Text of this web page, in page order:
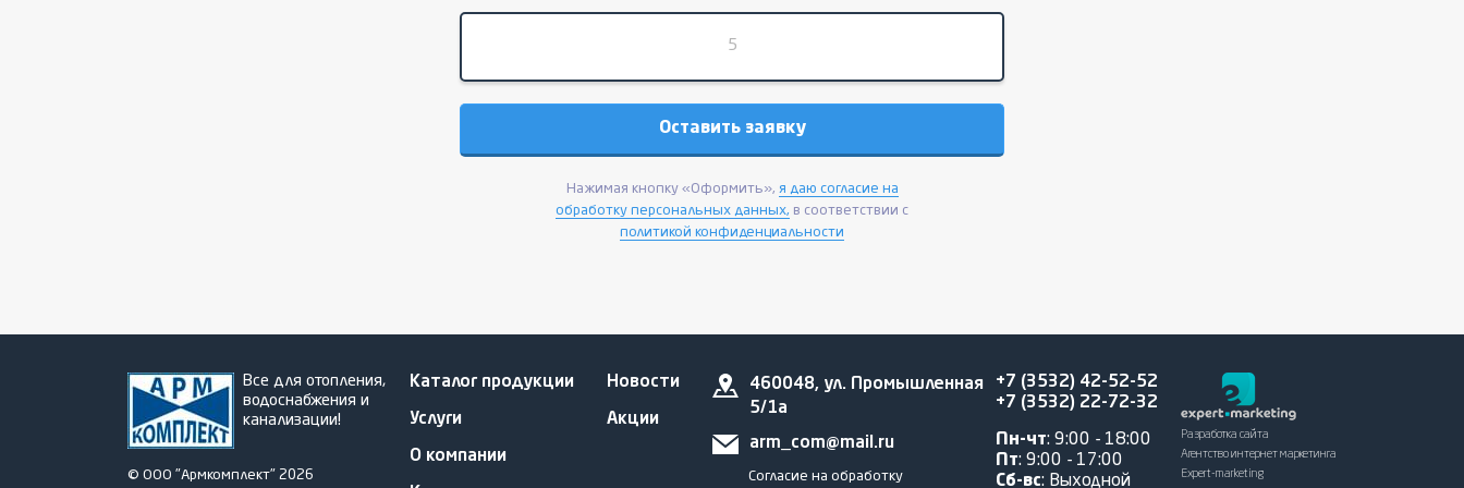
Нажимая кнопку «Оформить», я даю согласие на
обработку персональных данных, в соответствии с
политикой конфиденциальности
Все для отопления,
водоснабжения и
канализации!
© ООО "Армкомплект" 2026
Каталог продукции
Услуги
О компании
Новости
Акции
460048, ул. Промышленная
5/1а
arm_com@mail.ru
Согласие на обработку
+7 (3532) 42-52-52
+7 (3532) 22-72-32
Пн-чт: 9:00 - 18:00
Пт: 9:00 - 17:00
Сб-вс: Выходной
Разработка сайта
Агентство интернет маркетинга
Expert-marketing